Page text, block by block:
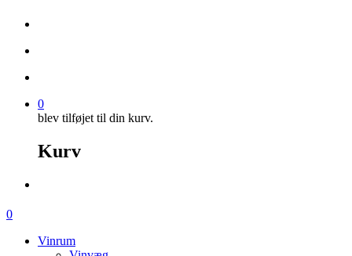
0
blev tilføjet til din kurv.
Kurv
0
Vinrum